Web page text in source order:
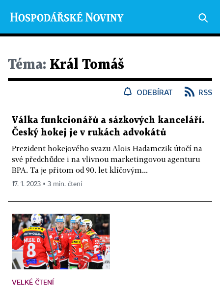
Téma: Král Tomáš
ODEBÍRAT RSS
Válka funkcionářů a sázkových kanceláří.
Český hokej je v rukách advokátů
Prezident hokejového svazu Alois Hadamczik útočí na
své předchůdce i na vlivnou marketingovou agenturu
BPA. Ta je přitom od 90. let klíčovým...
17. 1. 2023 ▪ 3 min. čtení
VELKÉ ČTENÍ